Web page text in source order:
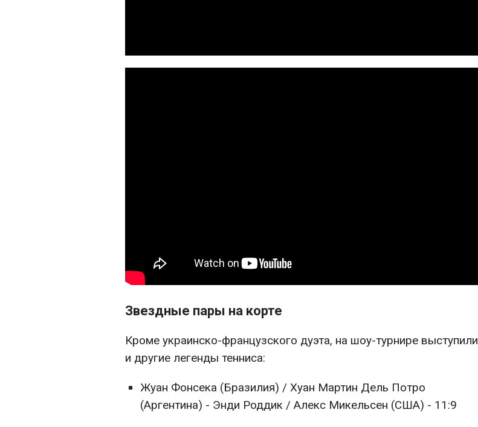
Звездные пары на корте
Кроме украинско-французского дуэта, на шоу-турнире выступили
и другие легенды тенниса:
Жуан Фонсека (Бразилия) / Хуан Мартин Дель Потро
(Аргентина) - Энди Роддик / Алекс Микельсен (США) - 11:9